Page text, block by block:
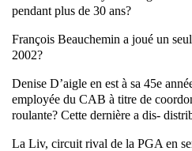
pendant plus de 30 ans?
François Beauchemin a joué un
2002?
Denise D’aigle en est à sa 45e
employée du CAB à titre de
roulante? Cette dernière a dis-
La Liv, circuit rival de la PGA en